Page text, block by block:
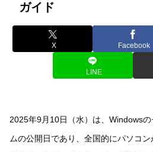
ガイド
X Facebook
LINE
2025年9月10日（水）は、Windows
ムの公開日であり、全国的にパソコ